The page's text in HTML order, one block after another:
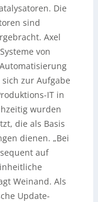
Die
sind
Axel
von
zur Aufgabe
IT in
wurden
die als Basis
dienen. „Bei
auf
Weinand. Als
Update-